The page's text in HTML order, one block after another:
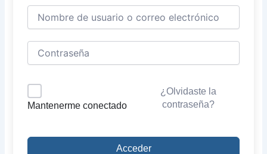
Mantenerme conectado
¿Olvidaste la
contraseña?
Acceder